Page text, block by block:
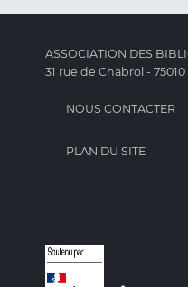
ASSOCIATION DES
31 rue de Chabrol - 75010
NOUS CONTACTER
PLAN DU SITE